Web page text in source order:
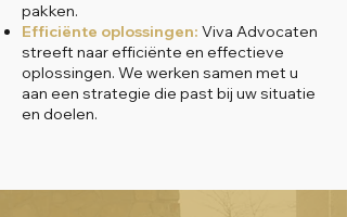
pakken.
Efficiënte oplossingen: Viva Advocaten
streeft naar efficiënte en effectieve
oplossingen. We werken samen met u
aan een strategie die past bij uw situatie
en doelen.